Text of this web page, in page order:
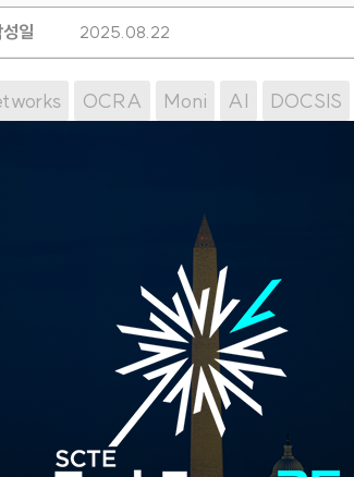
성일 2025.08.22
OCRA Moni AI DOCSIS